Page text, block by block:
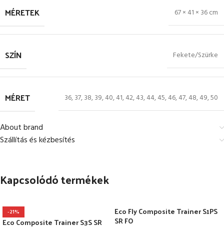
MÉRETEK 67 × 41 × 36 cm
SZÍN Fekete/Szürke
MÉRET 36,37,38,39,40,41,42,43,44,45,46,47,48,49,50
About brand
Szállítás és kézbesítés
Kapcsolódó termékek
-21%
Eco Composite Trainer S3S SR
Eco Fly Composite Trainer S1PS
SR FO